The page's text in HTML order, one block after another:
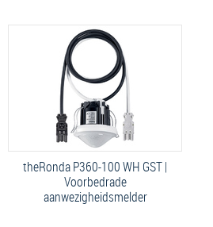
theRonda P360-100 WH GST |
Voorbedrade
aanwezigheidsmelder